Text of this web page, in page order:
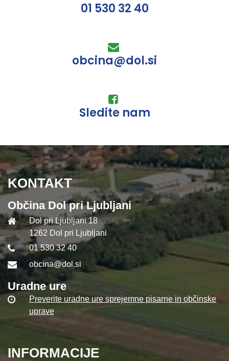
01 530 32 40
obcina@dol.si
Sledite nam
KONTAKT
Občina Dol pri Ljubljani
Dol pri Ljubljani 18
1262 Dol pri Ljubljani
01 530 32 40
obcina@dol.si
Uradne ure
Preverite uradne ure sprejemne pisarne in občinske
uprave
INFORMACIJE